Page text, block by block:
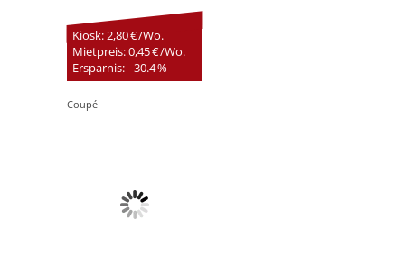
Kiosk: 2,80 € /Wo.
Mietpreis: 0,45 € /Wo.
Ersparnis: –30.4 %
Coupé